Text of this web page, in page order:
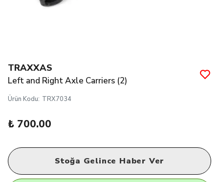
TRAXXAS
Left and Right Axle Carriers (2)
Ürün Kodu: TRX7034
₺ 700.00
Stoğa Gelince Haber Ver